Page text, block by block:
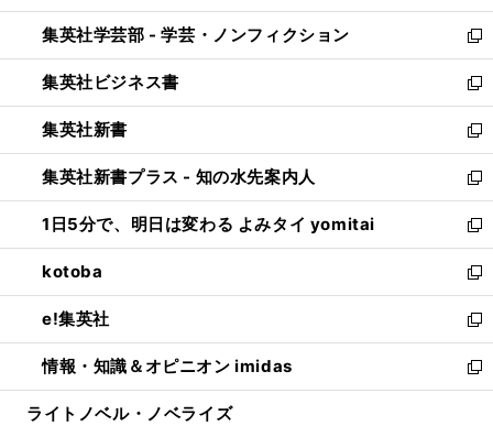
開
く
ウ
で
開
く
ン
ド
ウ
で
開
く
ウ
ィ
ン
ド
ウ
で
開
く
集英社学芸部 - 学芸・ノンフィクション
新
し
い
ウ
ィ
ン
ド
ウ
で
開
く
集英社ビジネス書
新
し
い
ウ
ィ
ン
ド
ウ
で
開
く
集英社新書
新
し
い
ウ
ィ
ン
ド
ウ
で
開
く
集英社新書プラス - 知の水先案内人
新
し
い
ウ
ィ
ン
ド
ウ
で
開
1日5分で、明日は変わる よみタイ yomitai
新
し
い
ウ
ィ
ン
ド
ウ
kotoba
新
し
い
ウ
ィ
ン
e!集英社
新
し
い
ウ
情報・知識＆オピニオン imidas
新
し
ライトノベル・ノベライズ